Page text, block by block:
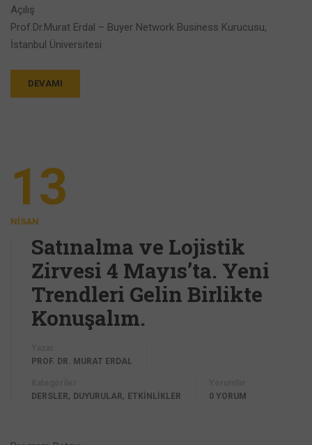
Açılış
Prof.Dr.Murat Erdal – Buyer Network Business Kurucusu,
İstanbul Üniversitesi
DEVAMI
13
NISAN
Satınalma ve Lojistik
Zirvesi 4 Mayıs’ta. Yeni
Trendleri Gelin Birlikte
Konuşalım.
PROF. DR. MURAT ERDAL
DERSLER, DUYURULAR, ETKİNLİKLER
0 YORUM